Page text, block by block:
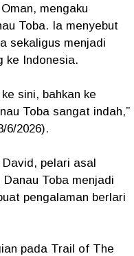
mengaku
Toba. Ia menyebut
sekaligus menjadi
ke Indonesia.
sini, bahkan ke
Toba sangat indah,”
6/2026).
pelari asal
Toba menjadi
pengalaman berlari
pada Trail of The